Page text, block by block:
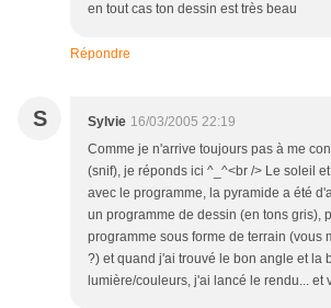
en tout cas ton dessin est très beau
Répondre
S Sylvie 16/03/2005 22:19
Comme je n'arrive toujours pas à me
(snif), je réponds ici ^_^<br /> Le soleil
avec le programme, la pyramide a été
un programme de dessin (en tons gris),
programme sous forme de terrain (vous
?) et quand j'ai trouvé le bon angle et la
lumière/couleurs, j'ai lancé le rendu... et